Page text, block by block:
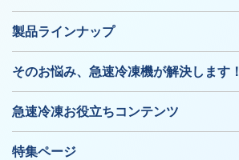
製品ラインナップ
そのお悩み、急速冷凍機が解決します！
急速冷凍お役立ちコンテンツ
特集ページ